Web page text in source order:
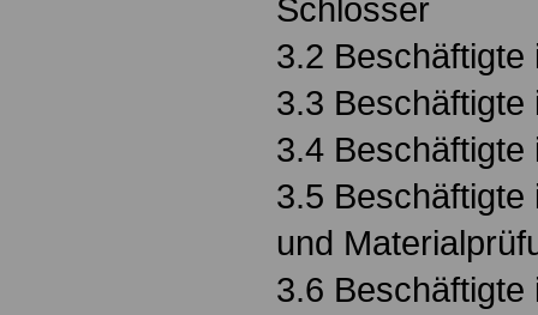
Schlösser
3.2 Beschäftigte
3.3
3.4
3.5
und
3.6 Beschäftigte